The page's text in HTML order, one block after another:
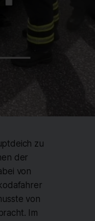
zu
der
von
von
Im